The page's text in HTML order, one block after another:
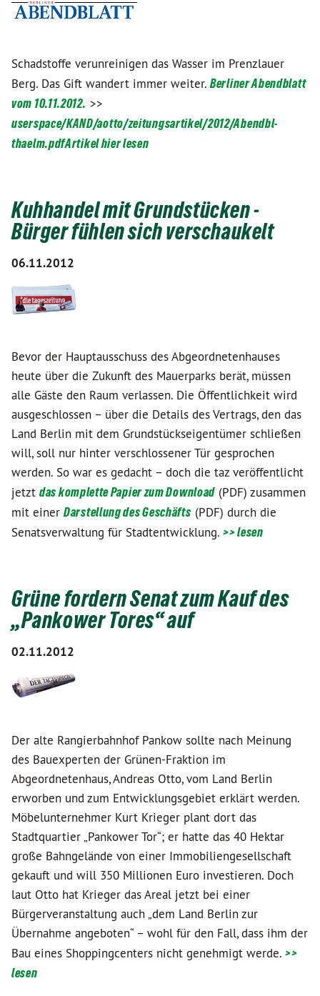
Schadstoffe verunreinigen das Wasser im Prenzlauer
Berg. Das Gift wandert immer weiter.Berliner Abendblatt
vom 10.11.2012. >>
userspace/KAND/aotto/zeitungsartikel/2012/Abendbl-
thaelm.pdfArtikel hier lesen
Kuhhandel mit Grundstücken -
Bürger fühlen sich verschaukelt
06.11.2012
Bevor der Hauptausschuss des Abgeordnetenhauses
heute über die Zukunft des Mauerparks berät, müssen
alle Gäste den Raum verlassen. Die Öffentlichkeit wird
ausgeschlossen – über die Details des Vertrags, den das
Land Berlin mit dem Grundstückseigentümer schließen
will, soll nur hinter verschlossener Tür gesprochen
werden. So war es gedacht – doch die taz veröffentlicht
jetzt das komplette Papier zum Download (PDF) zusammen
mit einerDarstellung des Geschäfts (PDF) durch die
Senatsverwaltung für Stadtentwicklung. >> lesen
Grüne fordern Senat zum Kauf des
„Pankower Tores“ auf
02.11.2012
Der alte Rangierbahnhof Pankow sollte nach Meinung
des Bauexperten der Grünen-Fraktion im
Abgeordnetenhaus, Andreas Otto, vom Land Berlin
erworben und zum Entwicklungsgebiet erklärt werden.
Möbelunternehmer Kurt Krieger plant dort das
Stadtquartier „Pankower Tor“; er hatte das 40 Hektar
große Bahngelände von einer Immobiliengesellschaft
gekauft und will 350 Millionen Euro investieren. Doch
laut Otto hat Krieger das Areal jetzt bei einer
Bürgerveranstaltung auch „dem Land Berlin zur
Übernahme angeboten“ – wohl für den Fall, dass ihm der
Bau eines Shoppingcenters nicht genehmigt werde. >>
lesen